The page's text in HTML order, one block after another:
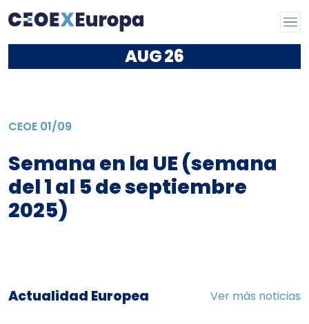
AUG26
CEOE 01/09
Semana en la UE (semana
del 1 al 5 de septiembre
2025)
Actualidad Europea Ver más noticias